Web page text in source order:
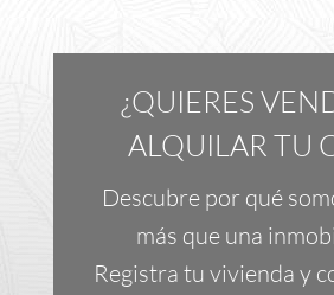
¿QUIERES
ALQUILAR TU
Descubre por qué
más que una
Registra tu vivienda y